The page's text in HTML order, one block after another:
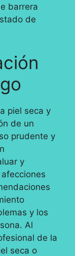
barrera
de
piel seca y
de un
prudente y
y
y los
Al
de la
seca o